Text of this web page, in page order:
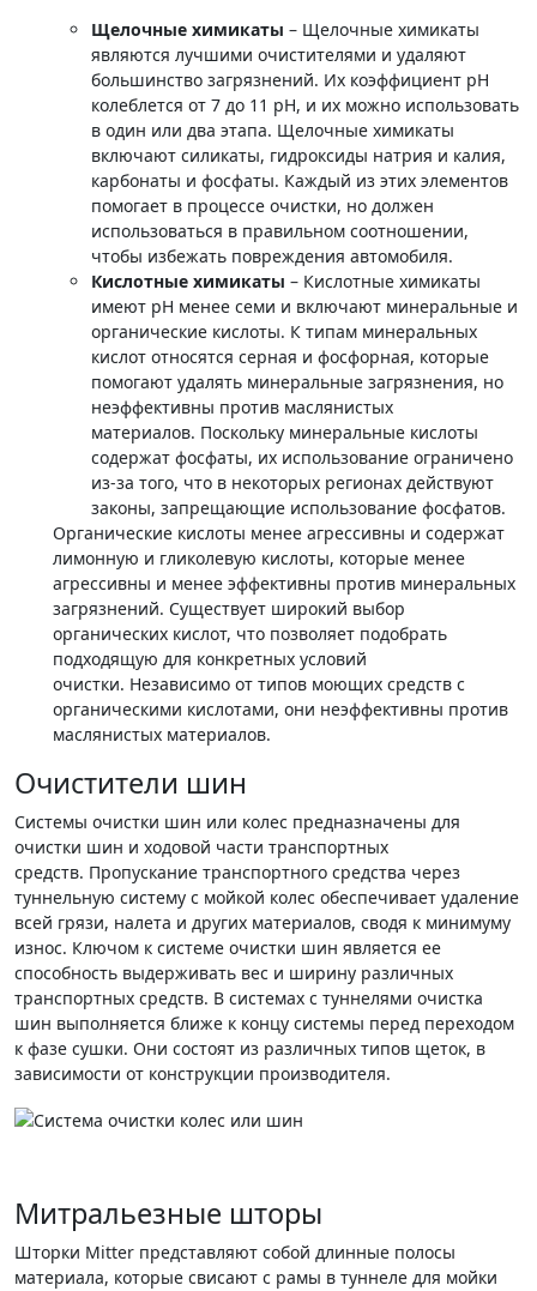
Щелочные химикаты – Щелочные химикаты
являются лучшими очистителями и удаляют
большинство загрязнений. Их коэффициент рН
колеблется от 7 до 11 рН, и их можно использовать
в один или два этапа. Щелочные химикаты
включают силикаты, гидроксиды натрия и калия,
карбонаты и фосфаты. Каждый из этих элементов
помогает в процессе очистки, но должен
использоваться в правильном соотношении,
чтобы избежать повреждения автомобиля.
Кислотные химикаты – Кислотные химикаты
имеют рН менее семи и включают минеральные и
органические кислоты. К типам минеральных
кислот относятся серная и фосфорная, которые
помогают удалять минеральные загрязнения, но
неэффективны против маслянистых
материалов. Поскольку минеральные кислоты
содержат фосфаты, их использование ограничено
из-за того, что в некоторых регионах действуют
законы, запрещающие использование фосфатов.
Органические кислоты менее агрессивны и содержат
лимонную и гликолевую кислоты, которые менее
агрессивны и менее эффективны против минеральных
загрязнений. Существует широкий выбор
органических кислот, что позволяет подобрать
подходящую для конкретных условий
очистки. Независимо от типов моющих средств с
органическими кислотами, они неэффективны против
маслянистых материалов.
Очистители шин
Системы очистки шин или колес предназначены для
очистки шин и ходовой части транспортных
средств. Пропускание транспортного средства через
туннельную систему с мойкой колес обеспечивает удаление
всей грязи, налета и других материалов, сводя к минимуму
износ. Ключом к системе очистки шин является ее
способность выдерживать вес и ширину различных
транспортных средств. В системах с туннелями очистка
шин выполняется ближе к концу системы перед переходом
к фазе сушки. Они состоят из различных типов щеток, в
зависимости от конструкции производителя.
Митральезные шторы
Шторки Mitter представляют собой длинные полосы
материала, которые свисают с рамы в туннеле для мойки